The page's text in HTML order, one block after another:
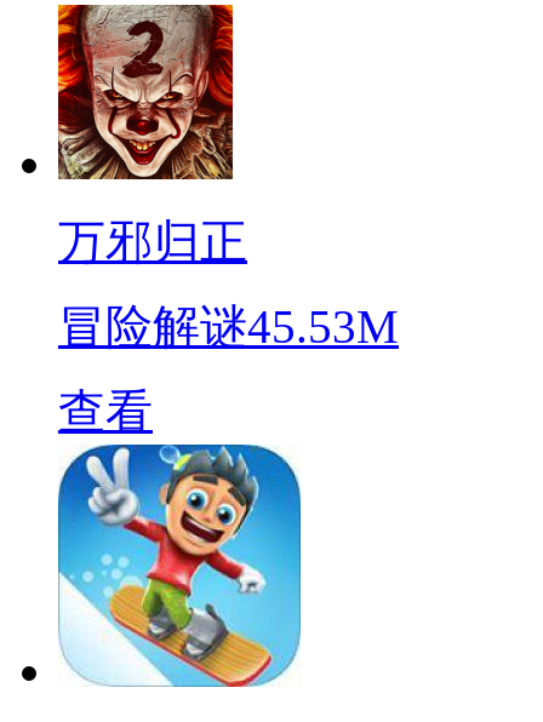
万邪归正
冒险解谜45.53M
查看